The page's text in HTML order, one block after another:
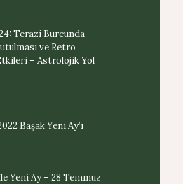
Terazi Burcunda
ve Retro
– Astrolojik Yol
Başak Yeni Ay’ı
Yeni Ay – 28 Temmuz